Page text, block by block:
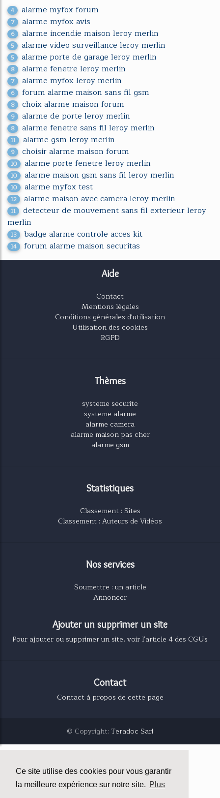
Ce site utilise des cookies pour vous garantir
la meilleure expérience sur notre site. Plus
4 alarme myfox forum
7 alarme myfox avis
6 alarme incendie maison leroy merlin
5 alarme video surveillance leroy merlin
5 alarme porte de garage leroy merlin
8 alarme fenetre leroy merlin
7 alarme myfox leroy merlin
6 forum alarme maison sans fil gsm
8 choix alarme maison forum
9 alarme de porte leroy merlin
8 alarme fenetre sans fil leroy merlin
11 alarme gsm leroy merlin
9 choisir alarme maison forum
10 alarme porte fenetre leroy merlin
10 alarme maison gsm sans fil leroy merlin
10 alarme myfox test
12 alarme maison avec camera leroy merlin
11
detecteur de mouvement sans fil exterieur leroy
merlin
13 badge alarme controle acces kit
14 forum alarme maison securitas
Aide
Contact
Mentions légales
Conditions générales d'utilisation
Utilisation des cookies
RGPD
Thèmes
systeme securite
systeme alarme
alarme camera
alarme maison pas cher
alarme gsm
Statistiques
Classement : Sites
Classement : Auteurs de Vidéos
Nos services
Soumettre : un article
Annoncer
Ajouter un supprimer un site
Pour ajouter ou supprimer un site, voir l'article 4 des CGUs
Contact
Contact à propos de cette page
© Copyright: Teradoc Sarl